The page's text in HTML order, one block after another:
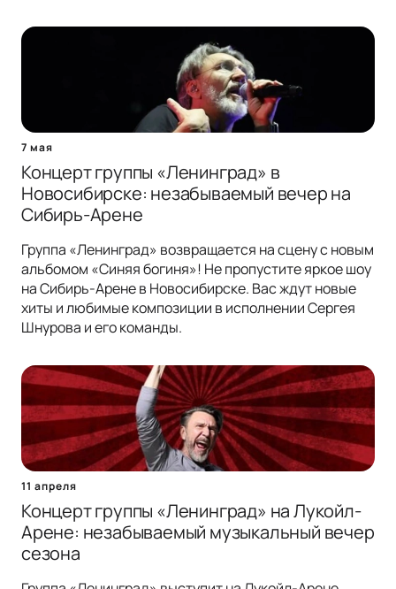
7 мая
Концерт группы «Ленинград» в
Новосибирске: незабываемый вечер на
Сибирь-Арене
Группа «Ленинград» возвращается на сцену с новым
альбомом «Синяя богиня»! Не пропустите яркое шоу
на Сибирь-Арене в Новосибирске. Вас ждут новые
хиты и любимые композиции в исполнении Сергея
Шнурова и его команды.
11 апреля
Концерт группы «Ленинград» на Лукойл-
Арене: незабываемый музыкальный вечер
сезона